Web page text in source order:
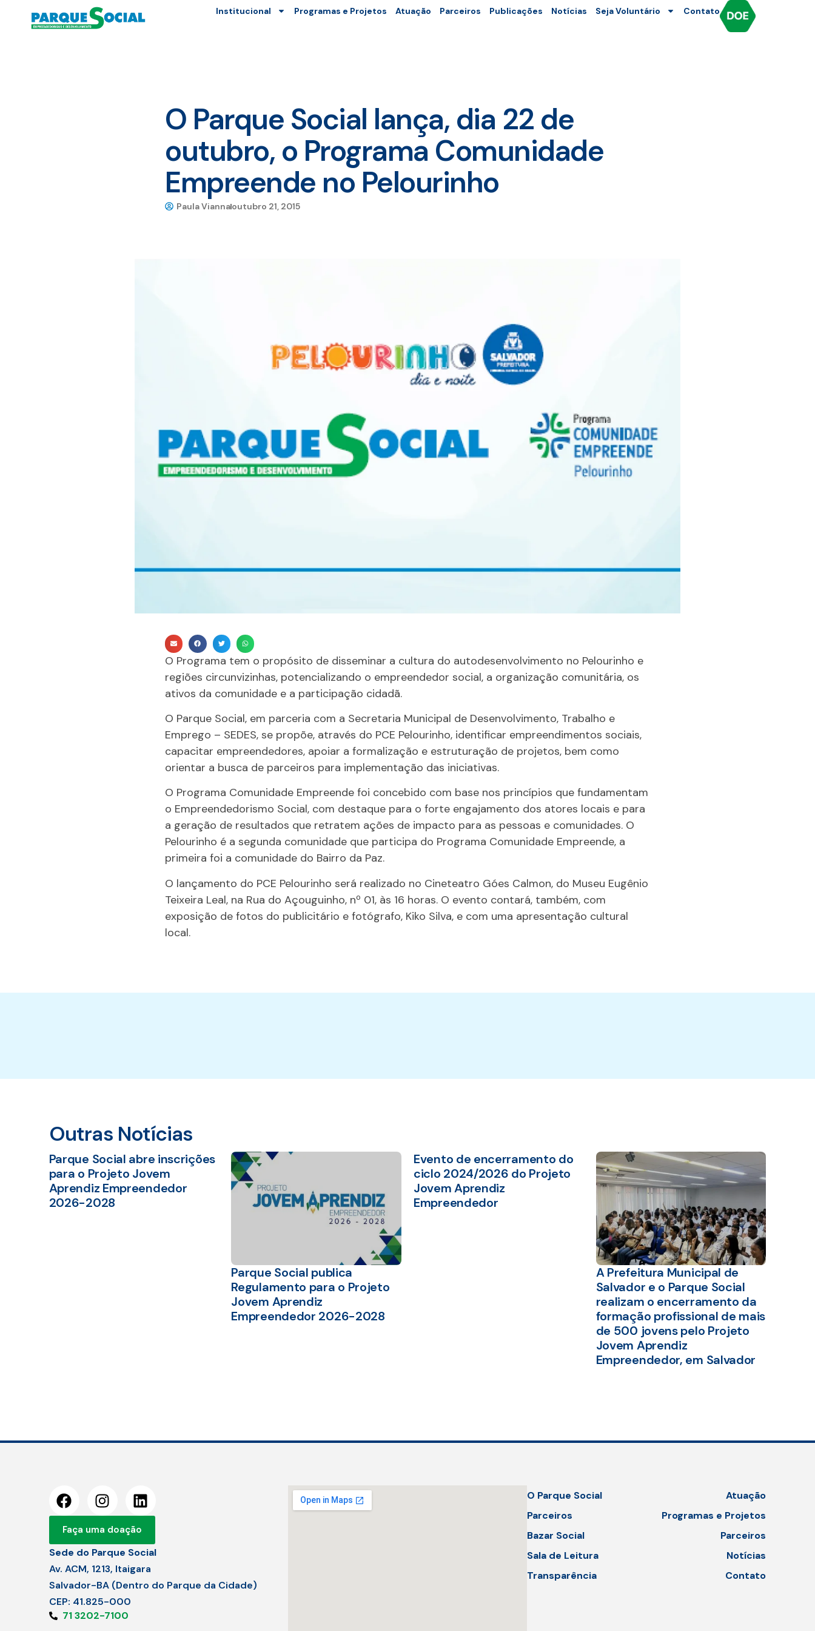
Institucional Programas e Projetos Atuação Parceiros Publicações Notícias Seja Voluntário Contato
O Parque Social lança, dia 22 de
outubro, o Programa Comunidade
Empreende no Pelourinho
Paula Viannaoutubro 21, 2015
O Programa tem o propósito de disseminar a cultura do autodesenvolvimento no Pelourinho e
regiões circunvizinhas, potencializando o empreendedor social, a organização comunitária, os
ativos da comunidade e a participação cidadã.
O Parque Social, em parceria com a Secretaria Municipal de Desenvolvimento, Trabalho e
Emprego – SEDES, se propõe, através do PCE Pelourinho, identificar empreendimentos sociais,
capacitar empreendedores, apoiar a formalização e estruturação de projetos, bem como
orientar a busca de parceiros para implementação das iniciativas.
O Programa Comunidade Empreende foi concebido com base nos princípios que fundamentam
o Empreendedorismo Social, com destaque para o forte engajamento dos atores locais e para
a geração de resultados que retratem ações de impacto para as pessoas e comunidades. O
Pelourinho é a segunda comunidade que participa do Programa Comunidade Empreende, a
primeira foi a comunidade do Bairro da Paz.
O lançamento do PCE Pelourinho será realizado no Cineteatro Góes Calmon, do Museu Eugênio
Teixeira Leal, na Rua do Açouguinho, nº 01, às 16 horas. O evento contará, também, com
exposição de fotos do publicitário e fotógrafo, Kiko Silva, e com uma apresentação cultural
local.
Outras Notícias
Parque Social abre inscrições
para o Projeto Jovem
Aprendiz Empreendedor
2026-2028
Parque Social publica
Regulamento para o Projeto
Jovem Aprendiz
Empreendedor 2026-2028
Evento de encerramento do
ciclo 2024/2026 do Projeto
Jovem Aprendiz
Empreendedor
A Prefeitura Municipal de
Salvador e o Parque Social
realizam o encerramento da
formação profissional de mais
de 500 jovens pelo Projeto
Jovem Aprendiz
Empreendedor, em Salvador
Faça uma doação
Sede do Parque Social
Av. ACM, 1213, Itaigara
Salvador-BA (Dentro do Parque da Cidade)
CEP: 41.825-000
71 3202-7100
O Parque Social
Parceiros
Bazar Social
Sala de Leitura
Transparência
Atuação
Programas e Projetos
Parceiros
Notícias
Contato